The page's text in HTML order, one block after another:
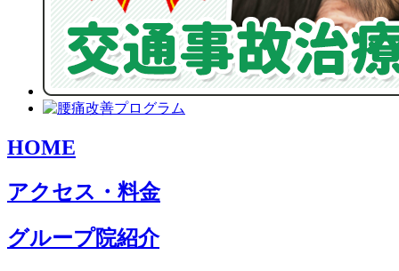
HOME
アクセス・料金
グループ院紹介